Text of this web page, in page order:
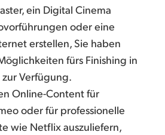
ein Digital Cinema
oder eine
erstellen, Sie haben
fürs Finishing in
Verfügung.
Online-Content für
oder für professionelle
wie Netflix auszuliefern,